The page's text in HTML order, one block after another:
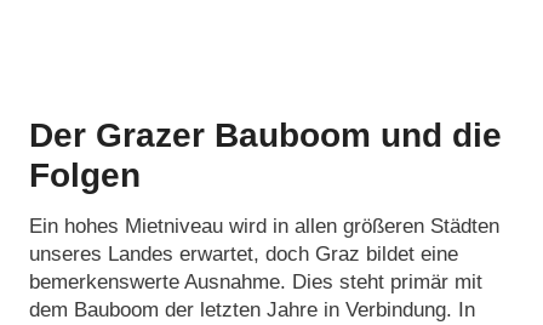
Der Grazer Bauboom und die
Folgen
Ein hohes Mietniveau wird in allen größeren Städten
unseres Landes erwartet, doch Graz bildet eine
bemerkenswerte Ausnahme. Dies steht primär mit
dem Bauboom der letzten Jahre in Verbindung. In